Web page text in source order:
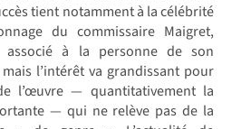
tient notamment à la célébrité
du commissaire Maigret,
à la personne de son
l’intérêt va grandissant pour
l’œuvre — quantitativement la
— qui ne relève pas de la